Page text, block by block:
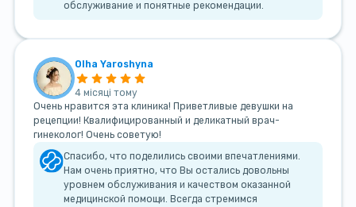
обслуживание и понятные рекомендации.
Olha Yaroshyna
4 місяці тому
Очень нравится эта клиника! Приветливые девушки на
рецепции! Квалифицированный и деликатный врач-
гинеколог! Очень советую!
Спасибо, что поделились своими впечатлениями.
Нам очень приятно, что Вы остались довольны
уровнем обслуживания и качеством оказанной
медицинской помощи. Всегда стремимся